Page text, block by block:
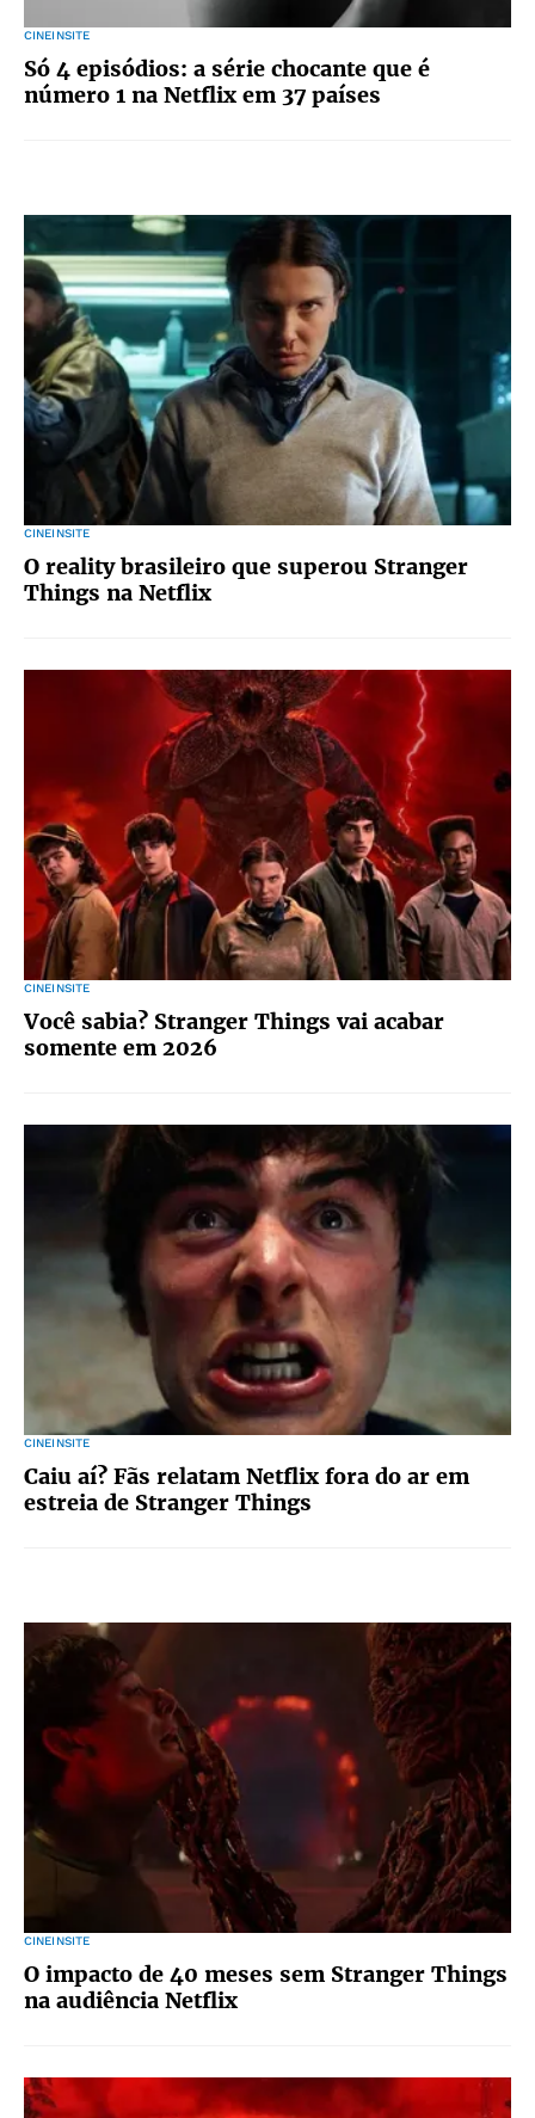
CINEINSITE
Só 4 episódios: a série chocante que é
número 1 na Netflix em 37 países
CINEINSITE
O reality brasileiro que superou Stranger
Things na Netflix
CINEINSITE
Você sabia? Stranger Things vai acabar
somente em 2026
CINEINSITE
Caiu aí? Fãs relatam Netflix fora do ar em
estreia de Stranger Things
CINEINSITE
O impacto de 40 meses sem Stranger Things
na audiência Netflix